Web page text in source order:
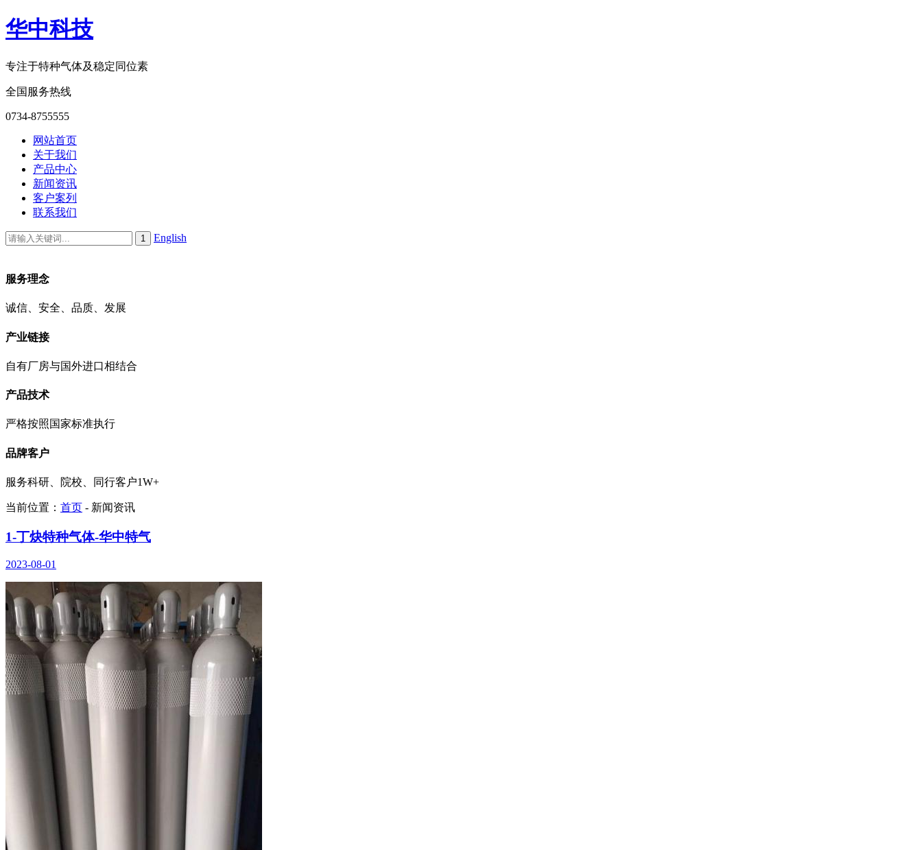
华中科技
专注于特种气体及稳定同位素
全国服务热线
0734-8755555
网站首页
关于我们
产品中心
新闻资讯
客户案列
联系我们
English
服务理念
诚信、安全、品质、发展
产业链接
自有厂房与国外进口相结合
产品技术
严格按照国家标准执行
品牌客户
服务科研、院校、同行客户1W+
当前位置： 首页 - 新闻资讯
1-丁炔特种气体-华中特气
2023-08-01